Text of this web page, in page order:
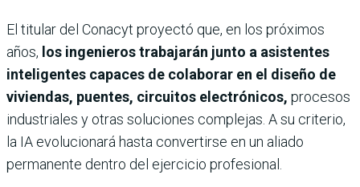
El titular del Conacyt proyectó que, en los próximos
años, los ingenieros trabajarán junto a asistentes
inteligentes capaces de colaborar en el diseño de
viviendas, puentes, circuitos electrónicos, procesos
industriales y otras soluciones complejas. A su criterio,
la IA evolucionará hasta convertirse en un aliado
permanente dentro del ejercicio profesional.